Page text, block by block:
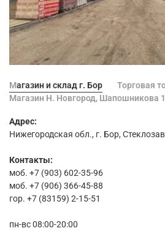
Магазин и склад г. Бор
Торговая
Магазин Н. Новгород, Шапошникова
Адрес:
Нижегородская обл., г. Бор,
Контакты:
моб. +7 (903) 602-35-96
моб. +7 (906) 366-45-88
гор. +7 (83159) 2-15-51
пн-вс 08:00-20:00